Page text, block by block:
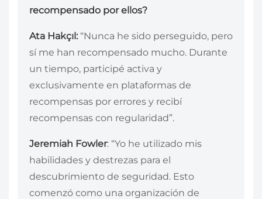
recompensado por ellos?
Ata Hakçıl: “Nunca he sido perseguido, pero
sí me han recompensado mucho. Durante
un tiempo, participé activa y
exclusivamente en plataformas de
recompensas por errores y recibí
recompensas con regularidad”.
Jeremiah Fowler: “Yo he utilizado mis
habilidades y destrezas para el
descubrimiento de seguridad. Esto
comenzó como una organización de